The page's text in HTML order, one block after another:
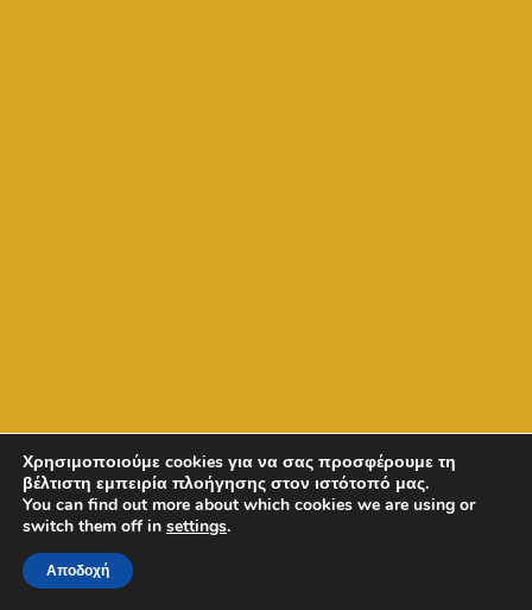
Χρησιμοποιούμε cookies για να σας προσφέρουμε τη
βέλτιστη εμπειρία πλοήγησης στον ιστότοπό μας.
You can find out more about which cookies we are using or
switch them off in settings.
Αποδοχή